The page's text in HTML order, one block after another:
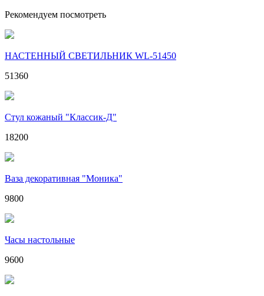
Рекомендуем посмотреть
НАСТЕННЫЙ СВЕТИЛЬНИК WL-51450
51360
Стул кожаный "Классик-Д"
18200
Ваза декоративная "Моника"
9800
Часы настольные
9600